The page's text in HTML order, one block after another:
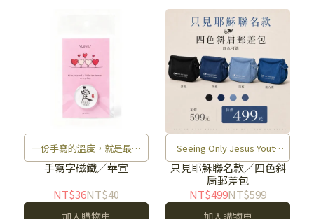
一份手寫的溫度，就是最貼
心的陪伴！
手寫字磁鐵／華宣
NT$36NT$40
加入購物車
Seeing Only Jesus Youth
Fellowship
只見耶穌聯名款／四色斜
肩郵差包
NT$499NT$599
加入購物車